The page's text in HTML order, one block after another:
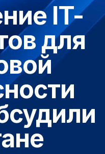
IT-
для